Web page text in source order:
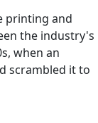
printing and
the industry's
when an
scrambled it to